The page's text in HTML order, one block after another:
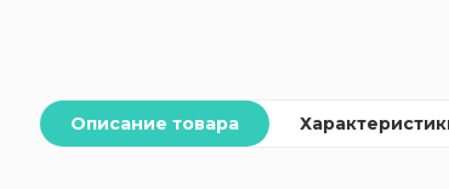
Описание товара